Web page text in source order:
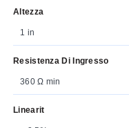
Altezza
1 in
Resistenza Di Ingresso
360 Ω min
Linearit